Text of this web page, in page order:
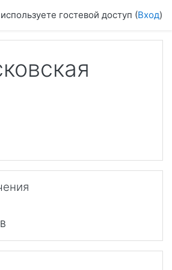
гостевой доступ (Вход)